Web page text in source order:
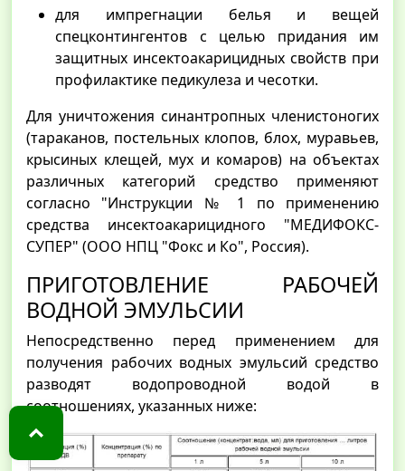
для импрегнации белья и вещей
спецконтингентов с целью придания им
защитных инсектоакарицидных свойств при
профилактике педикулеза и чесотки.
Для уничтожения синантропных членистоногих
(тараканов, постельных клопов, блох, муравьев,
крысиных клещей, мух и комаров) на объектах
различных категорий средство применяют
согласно "Инструкции № 1 по применению
средства инсектоакарицидного "МЕДИФОКС-
СУПЕР" (ООО НПЦ "Фокс и Ко", Россия).
ПРИГОТОВЛЕНИЕ РАБОЧЕЙ
ВОДНОЙ ЭМУЛЬСИИ
Непосредственно перед применением для
получения рабочих водных эмульсий средство
разводят водопроводной водой в
соотношениях, указанных ниже: